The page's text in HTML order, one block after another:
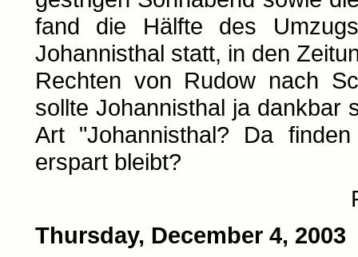
fand die Hälfte des
Johannisthal statt, in den
Rechten von Rudow nach
sollte Johannisthal ja dankbar
Art "Johannisthal? Da
erspart bleibt?
Thursday, December 4, 2003